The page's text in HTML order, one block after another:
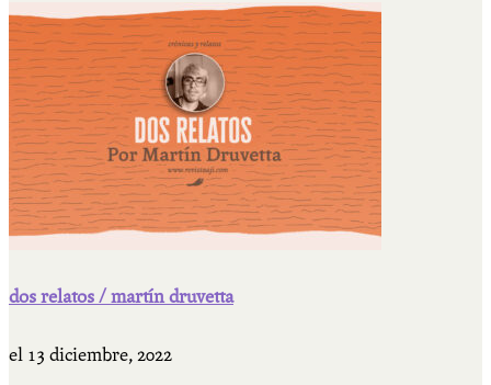
dos relatos / martín druvetta
el 13 diciembre, 2022